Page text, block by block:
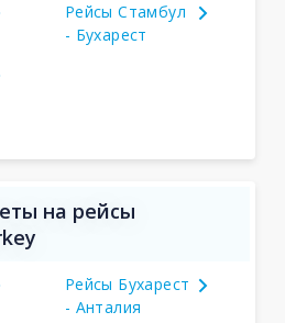
Рейсы Стамбул
- Бухарест
на рейсы
Рейсы Бухарест
- Анталия